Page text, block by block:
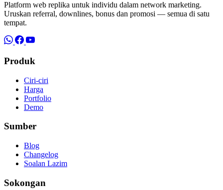
Platform web replika untuk individu dalam network marketing.
Uruskan referral, downlines, bonus dan promosi — semua di satu
tempat.
Produk
Ciri-ciri
Harga
Portfolio
Demo
Sumber
Blog
Changelog
Soalan Lazim
Sokongan